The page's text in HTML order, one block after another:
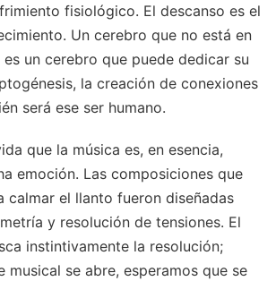
fisiológico. El descanso es el
Un cerebro que no está en
un cerebro que puede dedicar su
la creación de conexiones
será ese ser humano.
que la música es, en esencia,
emoción. Las composiciones que
calmar el llanto fueron diseñadas
y resolución de tensiones. El
instintivamente la resolución;
musical se abre, esperamos que se